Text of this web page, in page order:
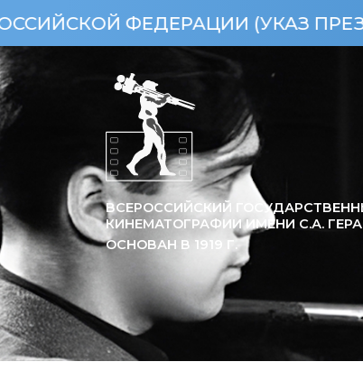
(УКАЗ ПРЕЗИДЕНТА РФ ОТ
ВСЕРОССИЙСКИЙ
КИНЕМАТОГРАФИИ ИМЕНИ С.А.
ОСНОВАН В 1919 Г.